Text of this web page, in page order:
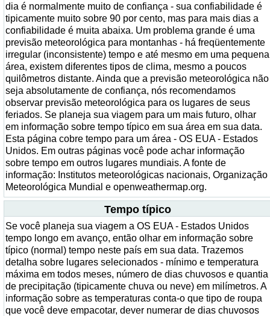
dia é normalmente muito de confiança - sua confiabilidade é
tipicamente muito sobre 90 por cento, mas para mais dias a
confiabilidade é muita abaixa. Um problema grande é uma
previsão meteorológica para montanhas - há freqüentemente
irregular (inconsistente) tempo e até mesmo em uma pequena
área, existem diferentes tipos de clima, mesmo a poucos
quilômetros distante. Ainda que a previsão meteorológica não
seja absolutamente de confiança, nós recomendamos
observar previsão meteorológica para os lugares de seus
feriados. Se planeja sua viagem para um mais futuro, olhar
em informação sobre tempo típico em sua área em sua data.
Esta página cobre tempo para um área - OS EUA - Estados
Unidos. Em outras páginas você pode achar informação
sobre tempo em outros lugares mundiais. A fonte de
informação: Institutos meteorológicas nacionais, Organização
Meteorológica Mundial e openweathermap.org.
Tempo típico
Se você planeja sua viagem a OS EUA - Estados Unidos
tempo longo em avanço, então olhar em informação sobre
típico (normal) tempo neste país em sua data. Trazemos
detalha sobre lugares selecionados - mínimo e temperatura
máxima em todos meses, número de dias chuvosos e quantia
de precipitação (tipicamente chuva ou neve) em milímetros. A
informação sobre as temperaturas conta-o que tipo de roupa
que você deve empacotar, dever numerar de dias chuvosos